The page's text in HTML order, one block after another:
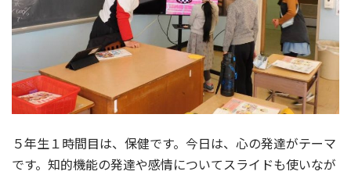
５年生１時間目は、保健です。今日は、心の発達がテーマ
です。知的機能の発達や感情についてスライドも使いなが